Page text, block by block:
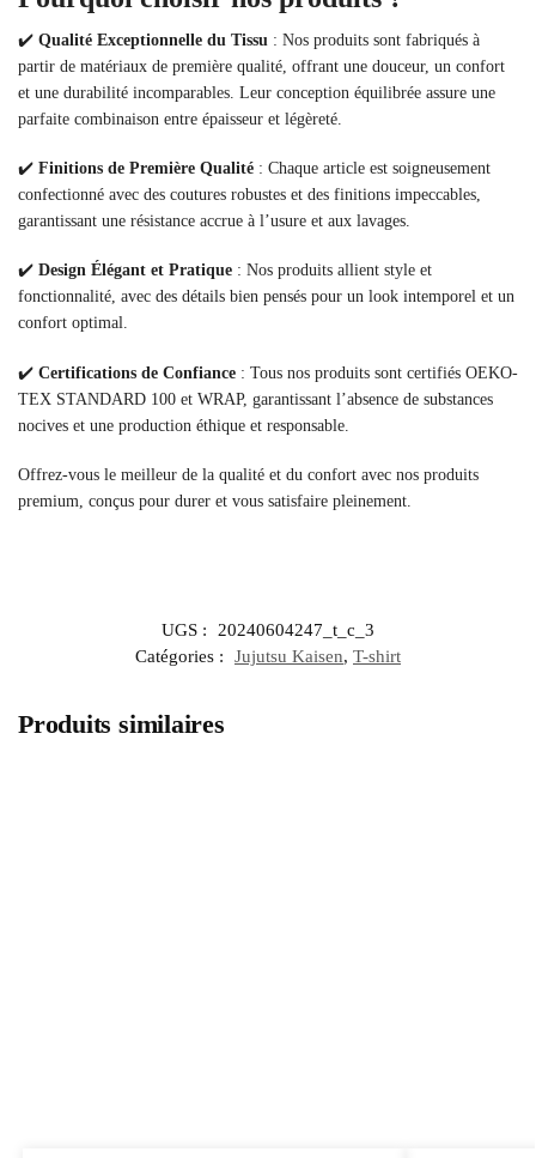
✔️ Qualité Exceptionnelle du Tissu : Nos produits sont fabriqués à
partir de matériaux de première qualité, offrant une douceur, un confort
et une durabilité incomparables. Leur conception équilibrée assure une
parfaite combinaison entre épaisseur et légèreté.
✔️ Finitions de Première Qualité : Chaque article est soigneusement
confectionné avec des coutures robustes et des finitions impeccables,
garantissant une résistance accrue à l’usure et aux lavages.
✔️ Design Élégant et Pratique : Nos produits allient style et
fonctionnalité, avec des détails bien pensés pour un look intemporel et un
confort optimal.
✔️ Certifications de Confiance : Tous nos produits sont certifiés OEKO-
TEX STANDARD 100 et WRAP, garantissant l’absence de substances
nocives et une production éthique et responsable.
Offrez-vous le meilleur de la qualité et du confort avec nos produits
premium, conçus pour durer et vous satisfaire pleinement.
UGS :
20240604247_t_c_3
Catégories :
Jujutsu Kaisen, T-shirt
Produits similaires